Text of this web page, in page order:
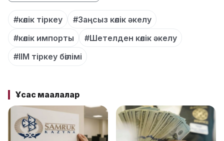
#көлік тіркеу
#Заңсыз көлік әкелу
#көлік импорты
#Шетелден көлік әкелу
#ІІМ тіркеу бөілімі
Ұқсас мақалалар